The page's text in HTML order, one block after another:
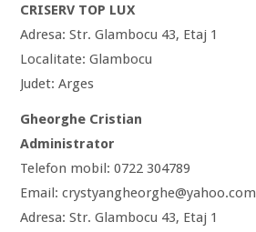
CRISERV TOP LUX
Adresa: Str. Glambocu 43, Etaj 1
Localitate: Glambocu
Judet: Arges
Gheorghe Cristian
Administrator
Telefon mobil: 0722 304789
Email: crystyangheorghe@yahoo.com
Adresa: Str. Glambocu 43, Etaj 1